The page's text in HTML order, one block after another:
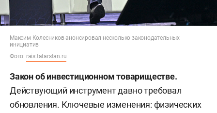
Максим Колесников анонсировал несколько законодательных
инициатив
Фото: rais.tatarstan.ru
Закон об инвестиционном товариществе.
Действующий инструмент давно требовал
обновления. Ключевые изменения: физических